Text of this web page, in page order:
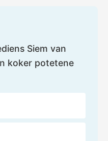
Siem van
koker potetene